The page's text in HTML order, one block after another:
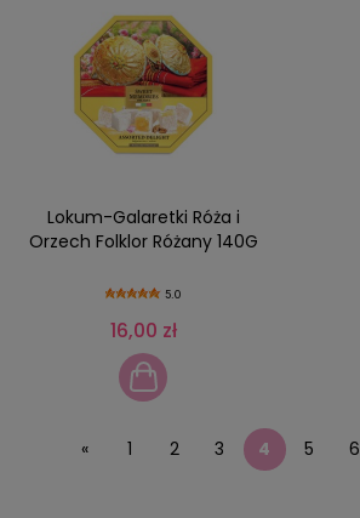
Lokum-Galaretki Róża i
Orzech Folklor Różany 140G
5.0
16,00 zł
« 1 2 3 4 5 6